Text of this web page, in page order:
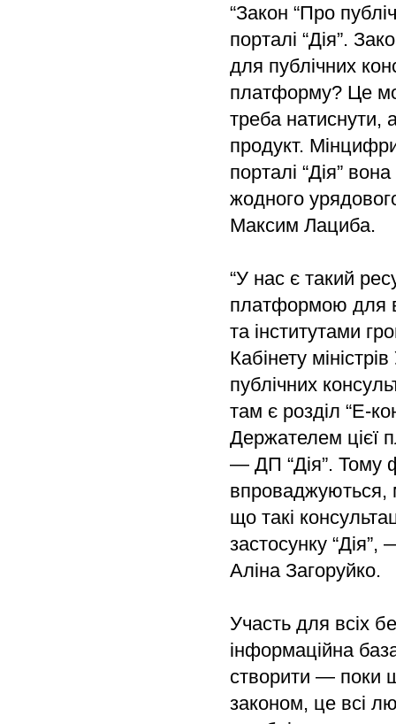
“Закон “Про
порталі “Дія”.
для публічних
платформу? Це
треба натиснути,
продукт.
порталі “Дія”
жодного
Максим Лациба.
“У нас є такий
платформою для
та інститутами
Кабінету
публічних
там є розділ “Е-
Держателем цієї
— ДП “Дія”. Тому
впроваджуються,
що такі
застосунку
Аліна Загоруйко.
Участь для всіх
інформаційна
створити — поки
законом, це всі